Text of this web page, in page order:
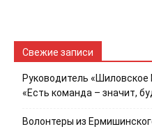
Свежие записи
Руководитель
«Есть команда – значит,
Волонтеры из